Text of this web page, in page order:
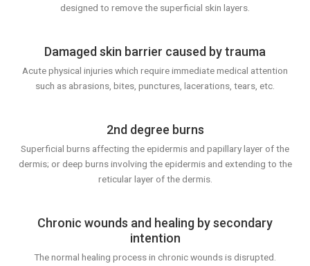
designed to remove the superficial skin layers.
Damaged skin barrier caused by trauma
Acute physical injuries which require immediate medical attention
such as abrasions, bites, punctures, lacerations, tears, etc.
2nd degree burns
Superficial burns affecting the epidermis and papillary layer of the
dermis; or deep burns involving the epidermis and extending to the
reticular layer of the dermis.
Chronic wounds and healing by secondary
intention
The normal healing process in chronic wounds is disrupted.